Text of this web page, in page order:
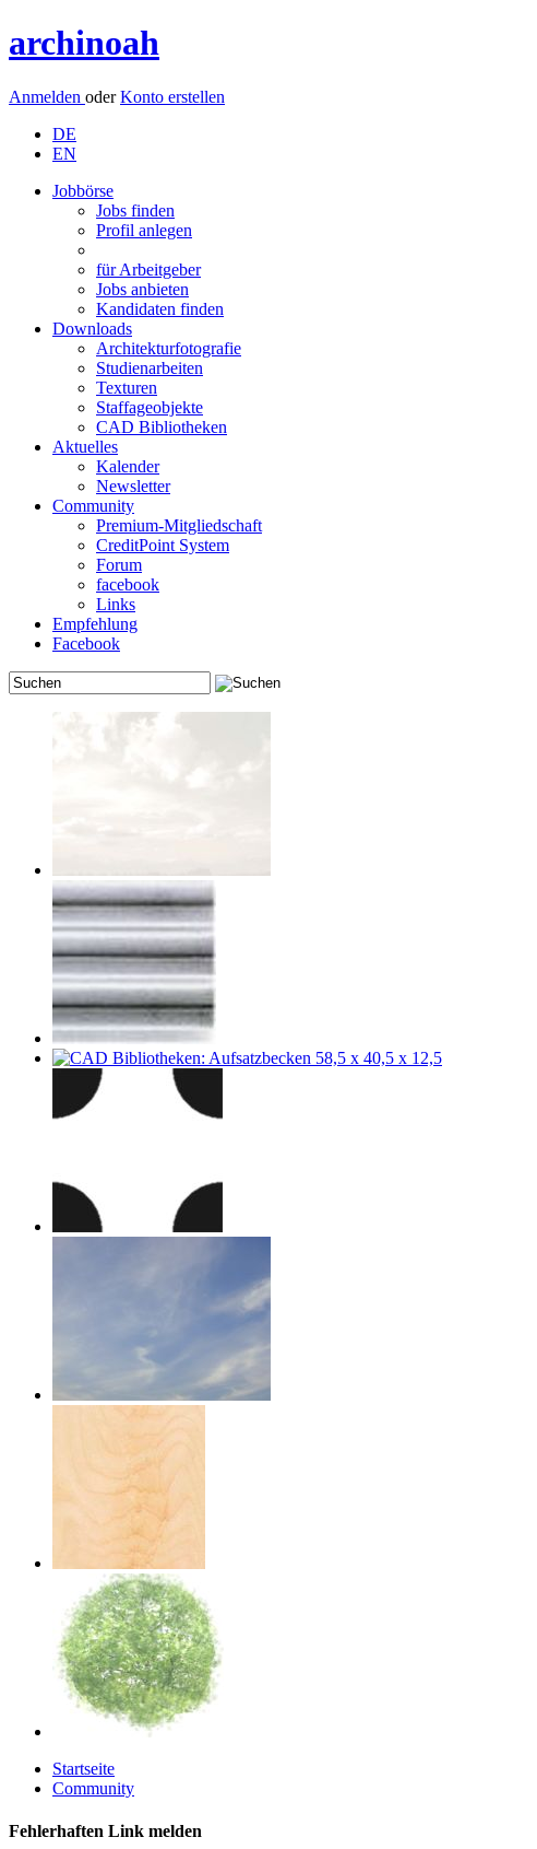
archinoah
Anmelden oderKonto erstellen
DE
EN
Jobbörse
Jobs finden
Profil anlegen
für Arbeitgeber
Jobs anbieten
Kandidaten finden
Downloads
Architekturfotografie
Studienarbeiten
Texturen
Staffageobjekte
CAD Bibliotheken
Aktuelles
Kalender
Newsletter
Community
Premium-Mitgliedschaft
CreditPoint System
Forum
facebook
Links
Empfehlung
Facebook
Startseite
Community
Fehlerhaften Link melden